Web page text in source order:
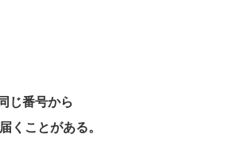
じ番号から
くことがある。